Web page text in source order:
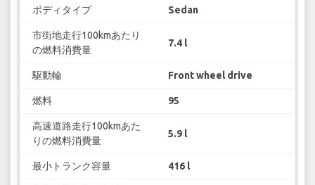
ボディタイプ Sedan
市街地走行100kmあたり
の燃料消費量
7.4 l
駆動輪 Front wheel drive
燃料 95
高速道路走行100kmあた
りの燃料消費量
5.9 l
最小トランク容量 416 l